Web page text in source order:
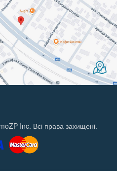
Inc. Всі права захищені.